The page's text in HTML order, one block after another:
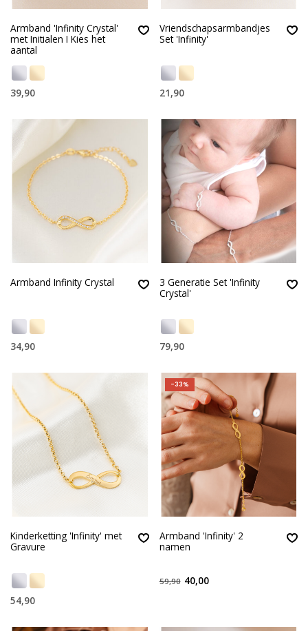
Armband 'Infinity Crystal'
met Initialen I Kies het
aantal
39,90
Vriendschapsarmbandjes
Set 'Infinity'
21,90
Armband Infinity Crystal
34,90
3 Generatie Set 'Infinity
Crystal'
79,90
Kinderketting 'Infinity' met
Gravure
54,90
-33%
Armband 'Infinity' 2
namen
59,90 40,00